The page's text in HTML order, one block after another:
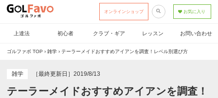
オンラインショップ お気に入り
上達法 初心者 クラブ・ギア レッスン お問い合わせ
ゴルファボ TOP › 雑学 › テーラーメイドおすすめアイアンを調査！レベル別選び方
雑学 ［最終更新日］2019/8/13
テーラーメイドおすすめアイアンを調査！